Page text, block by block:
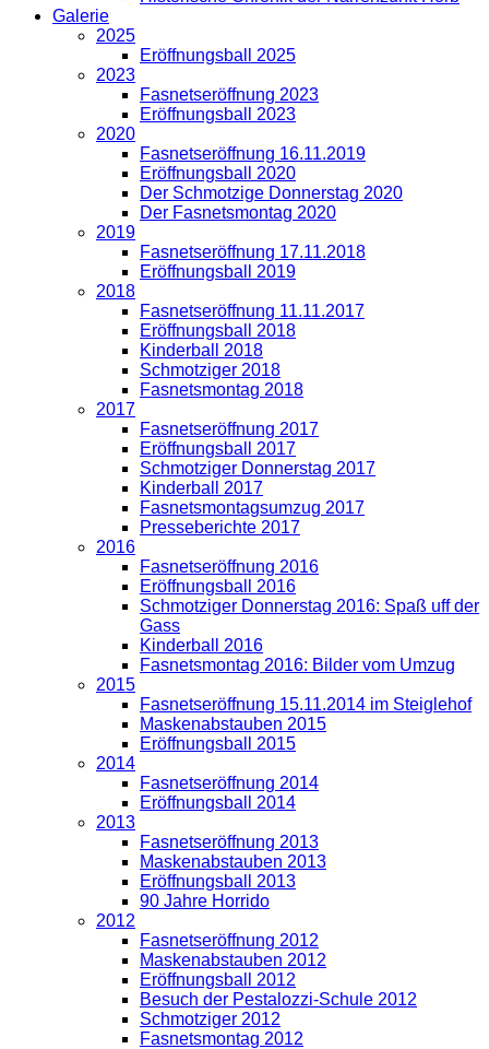
Galerie
2025
Eröffnungsball 2025
2023
Fasnetseröffnung 2023
Eröffnungsball 2023
2020
Fasnetseröffnung 16.11.2019
Eröffnungsball 2020
Der Schmotzige Donnerstag 2020
Der Fasnetsmontag 2020
2019
Fasnetseröffnung 17.11.2018
Eröffnungsball 2019
2018
Fasnetseröffnung 11.11.2017
Eröffnungsball 2018
Kinderball 2018
Schmotziger 2018
Fasnetsmontag 2018
2017
Fasnetseröffnung 2017
Eröffnungsball 2017
Schmotziger Donnerstag 2017
Kinderball 2017
Fasnetsmontagsumzug 2017
Presseberichte 2017
2016
Fasnetseröffnung 2016
Eröffnungsball 2016
Schmotziger Donnerstag 2016: Spaß uff der
Gass
Kinderball 2016
Fasnetsmontag 2016: Bilder vom Umzug
2015
Fasnetseröffnung 15.11.2014 im Steiglehof
Maskenabstauben 2015
Eröffnungsball 2015
2014
Fasnetseröffnung 2014
Eröffnungsball 2014
2013
Fasnetseröffnung 2013
Maskenabstauben 2013
Eröffnungsball 2013
90 Jahre Horrido
2012
Fasnetseröffnung 2012
Maskenabstauben 2012
Eröffnungsball 2012
Besuch der Pestalozzi-Schule 2012
Schmotziger 2012
Fasnetsmontag 2012